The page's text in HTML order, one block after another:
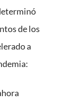
de los
a